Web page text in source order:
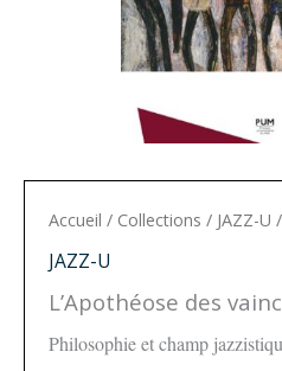
Accueil / Collections / JAZZ-U
JAZZ-U
L’Apothéose des
Philosophie et champ